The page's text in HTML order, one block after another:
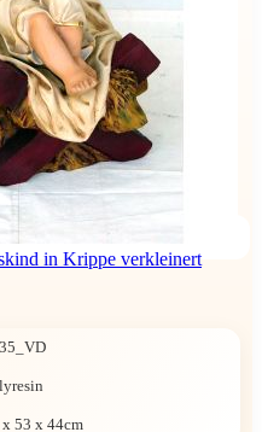
in Krippe verkleinert
53 x 44cm